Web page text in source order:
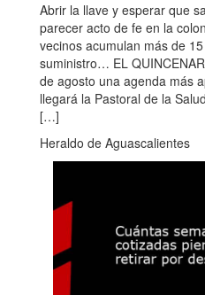
Abrir la llave y esperar que
parecer acto de fe en la
vecinos acumulan más de
suministro… EL
de agosto una agenda más
llegará la Pastoral de la
[…]
Heraldo de Aguascalientes